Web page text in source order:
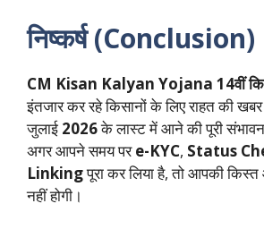
निष्कर्ष (Conclusion)
CM Kisan Kalyan Yojana 14वीं
इंतजार कर रहे किसानों के लिए राहत की
जुलाई 2026के लास्ट में आने की पूरी
अगर आपने समय परe-KYC, Status
Linkingपूरा कर लिया है, तो आपकी
नहीं होगी।